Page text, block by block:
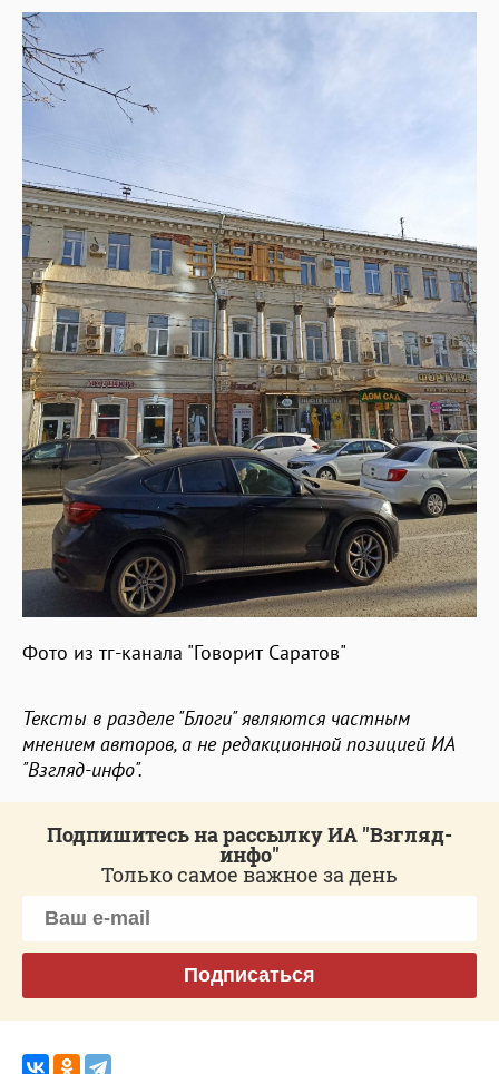
Фото из тг-канала "Говорит Саратов"
Тексты в разделе "Блоги" являются частным
мнением авторов, а не редакционной позицией ИА
"Взгляд-инфо".
Подпишитесь на рассылку ИА "Взгляд-
инфо"
Только самое важное за день
Подписаться